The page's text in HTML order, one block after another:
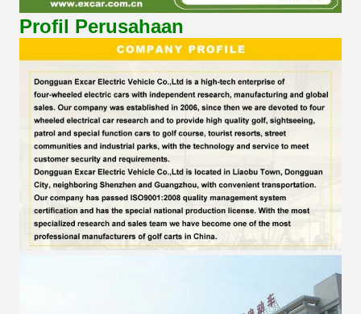
Profil Perusahaan